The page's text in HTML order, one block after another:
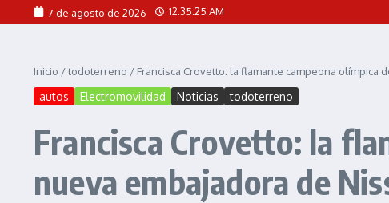
Saltar al contenido7 de agosto de 2026 12:35:26 AM
Inicio /todoterreno / Francisca Crovetto: la flamante campeona olímpica
autos Electromovilidad Noticias todoterreno
Francisca Crovetto: la
nueva embajadora de